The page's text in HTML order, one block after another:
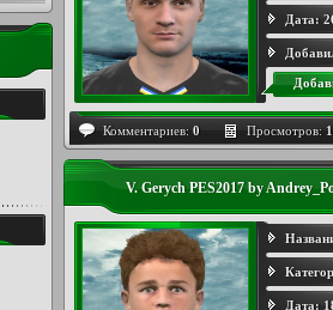
Дата:
Комментариев: 0 Просмотров:
V. Gerych PES2017 by
Дата: